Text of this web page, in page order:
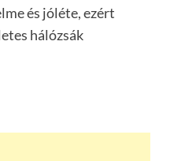
és jóléte, ezért
hálózsák